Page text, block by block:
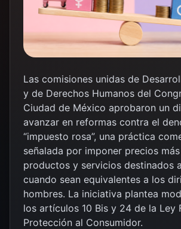
Las comisiones unidas de
y de Derechos Humanos del
Ciudad de México aprobaron un
avanzar en reformas contra el
“impuesto rosa”, una práctica
señalada por imponer precios
productos y servicios destinados
cuando sean equivalentes a los
hombres. La iniciativa plantea
los artículos 10 Bis y 24 de la Ley
Protección al Consumidor.